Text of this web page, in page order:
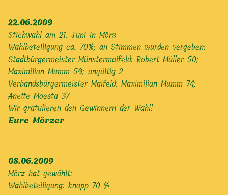
22.06.2009
Stichwahl am 21. Juni in Mörz
Wahlbeteiligung ca. 70%; an Stimmen wurden vergeben:
Stadtbürgermeister Münstermaifeld: Robert Müller 50;
Maximilian Mumm 59; ungültig 2
Verbandsbürgermeister Maifeld: Maximilian Mumm 74;
Anette Moesta 37
Wir gratulieren den Gewinnern der Wahl!
Eure Mörzer
08.06.2009
Mörz hat gewählt:
Wahlbeteiligung: knapp 70 %